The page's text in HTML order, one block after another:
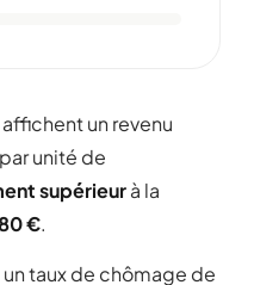
un revenu
par unité de
supérieurà la
€.
taux de chômage de